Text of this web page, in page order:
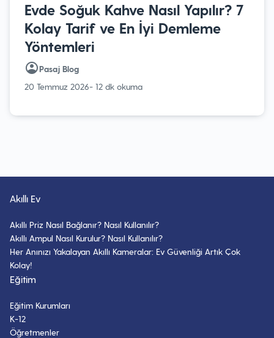
Evde Soğuk Kahve Nasıl Yapılır? 7
Kolay Tarif ve En İyi Demleme
Yöntemleri
Pasaj Blog
20 Temmuz 2026- 12 dk okuma
Akıllı Ev
Akıllı Priz Nasıl Bağlanır? Nasıl Kullanılır?
Akıllı Ampul Nasıl Kurulur? Nasıl Kullanılır?
Her Anınızı Yakalayan Akıllı Kameralar: Ev Güvenliği Artık Çok
Kolay!
Eğitim
Eğitim Kurumları
K-12
Öğretmenler